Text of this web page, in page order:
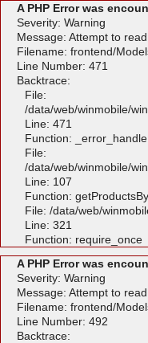
A PHP Error was
Severity: Warning
Message: Attempt to
Filename: frontend/
Line Number: 471
Backtrace:
File:
/data/web/winmobile/
Line: 471
Function:
File:
/data/web/winmobile/
Line: 107
Function:
File: /data/web/
Line: 321
Function: require_once
A PHP Error was
Severity: Warning
Message: Attempt to
Filename: frontend/
Line Number: 492
Backtrace: